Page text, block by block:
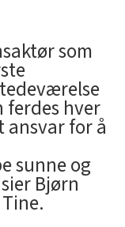
som
hver
ansvar for å
sunne og
Bjørn